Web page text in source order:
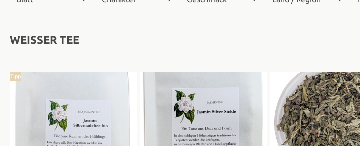
WEISSER TEE
Tipp